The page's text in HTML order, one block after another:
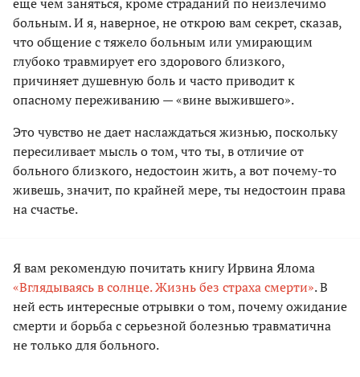
больным. И я, наверное, не открою вам секрет, сказав,
что общение с тяжело больным или умирающим
глубоко травмирует его здорового близкого,
причиняет душевную боль и часто приводит к
опасному переживанию — «вине выжившего».
Это чувство не дает наслаждаться жизнью, поскольку
пересиливает мысль о том, что ты, в отличие от
больного близкого, недостоин жить, а вот почему-то
живешь, значит, по крайней мере, ты недостоин права
на счастье.
Я вам рекомендую почитать книгу Ирвина Ялома
«Вглядываясь в солнце. Жизнь без страха смерти». В
ней есть интересные отрывки о том, почему ожидание
смерти и борьба с серьезной болезнью травматична
не только для больного.